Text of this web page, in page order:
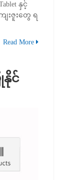
နှင့်
းဇူးတွေ ရ
Read More
နိုင်